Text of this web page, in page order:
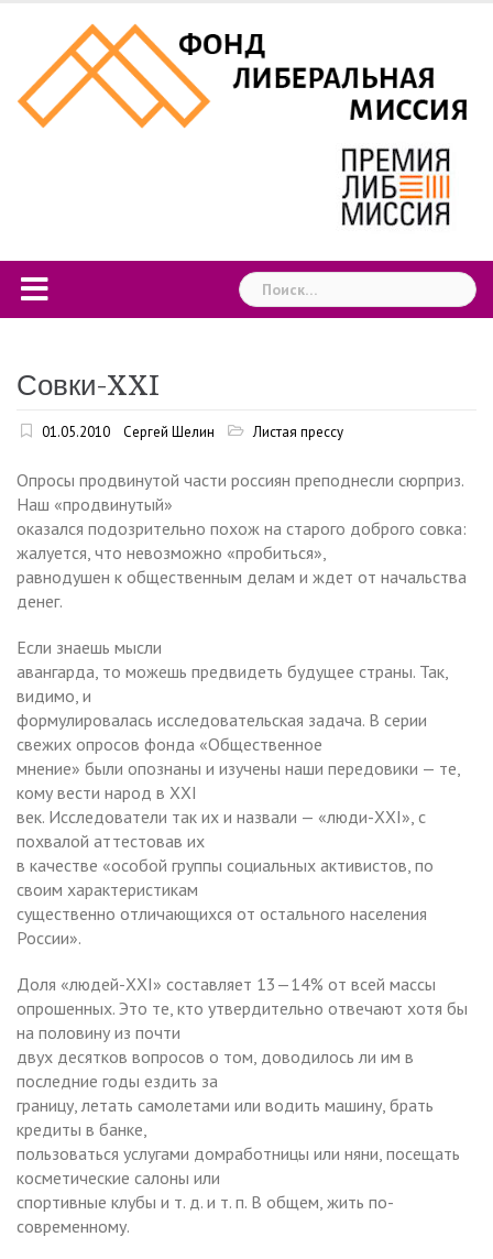
content
Найти:
Совки-XXI
01.05.2010 Сергей Шелин Листая прессу
Опросы продвинутой части россиян преподнесли сюрприз.
Наш «продвинутый»
оказался подозрительно похож на старого доброго совка:
жалуется, что невозможно «пробиться»,
равнодушен к общественным делам и ждет от начальства
денег.
Если знаешь мысли
авангарда, то можешь предвидеть будущее страны. Так,
видимо, и
формулировалась исследовательская задача. В серии
свежих опросов фонда «Общественное
мнение» были опознаны и изучены наши передовики — те,
кому вести народ в XXI
век. Исследователи так их и назвали — «люди-XXI», с
похвалой аттестовав их
в качестве «особой группы социальных активистов, по
своим характеристикам
существенно отличающихся от остального населения
России».
Доля «людей-XXI» составляет 13—14% от всей массы
опрошенных. Это те, кто утвердительно отвечают хотя бы
на половину из почти
двух десятков вопросов о том, доводилось ли им в
последние годы ездить за
границу, летать самолетами или водить машину, брать
кредиты в банке,
пользоваться услугами домработницы или няни, посещать
косметические салоны или
спортивные клубы и т. д. и т. п. В общем, жить по-
современному.